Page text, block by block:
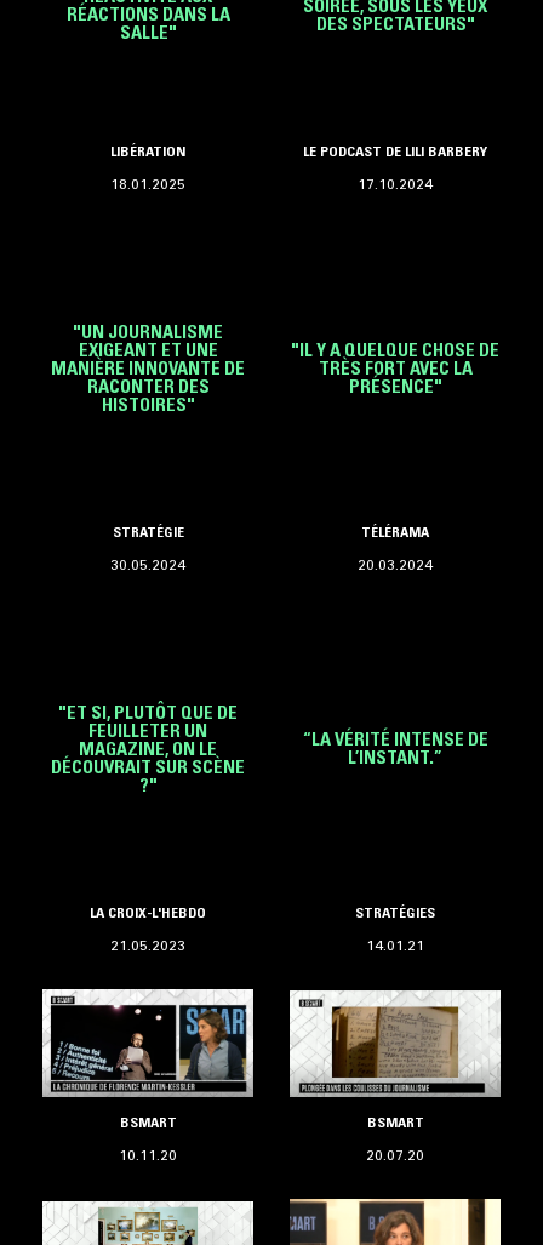
RÉACTIONS DANS LA
SALLE"
LIBÉRATION
18.01.2025
SOIRÉE, SOUS LES YEUX
DES SPECTATEURS"
LE PODCAST DE LILI BARBERY
17.10.2024
"UN JOURNALISME
EXIGEANT ET UNE
MANIÈRE INNOVANTE DE
RACONTER DES
HISTOIRES"
STRATÉGIE
30.05.2024
"IL Y A QUELQUE CHOSE DE
TRÈS FORT AVEC LA
PRÉSENCE"
TÉLÉRAMA
20.03.2024
"ET SI, PLUTÔT QUE DE
FEUILLETER UN
MAGAZINE, ON LE
DÉCOUVRAIT SUR SCÈNE
?"
LA CROIX-L'HEBDO
21.05.2023
“LA VÉRITÉ INTENSE DE
L’INSTANT.”
STRATÉGIES
14.01.21
BSMART
10.11.20
BSMART
20.07.20